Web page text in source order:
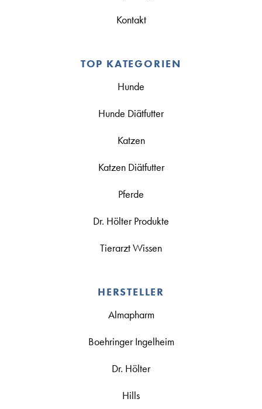
Kontakt
TOP KATEGORIEN
Hunde
Hunde Diätfutter
Katzen
Katzen Diätfutter
Pferde
Dr. Hölter Produkte
Tierarzt Wissen
HERSTELLER
Almapharm
Boehringer Ingelheim
Dr. Hölter
Hills